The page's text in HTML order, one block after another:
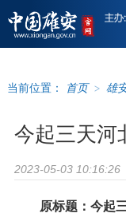
当前位置： 首页 > 雄
今起三天河
2023-05-03 10:16:26
原标题：今起